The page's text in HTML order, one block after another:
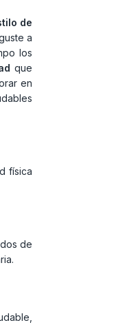
de
a
los
que
en
física
de